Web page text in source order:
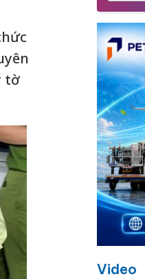
tờ
Video